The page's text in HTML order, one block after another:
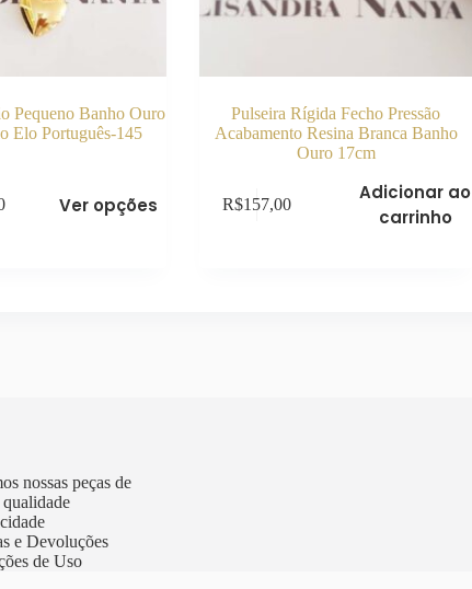
Pequeno Banho Ouro
Elo Português-145
Ver opções
Pulseira Rígida Fecho Pressão
Acabamento Resina Branca Banho
Ouro 17cm
R$157,00
Adicionar ao
carrinho
nossas peças de
e Devoluções
de Uso